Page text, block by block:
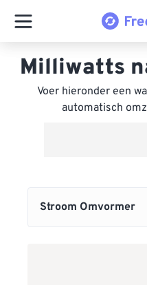
Milliwatts
Voer hieronder een
automatisch